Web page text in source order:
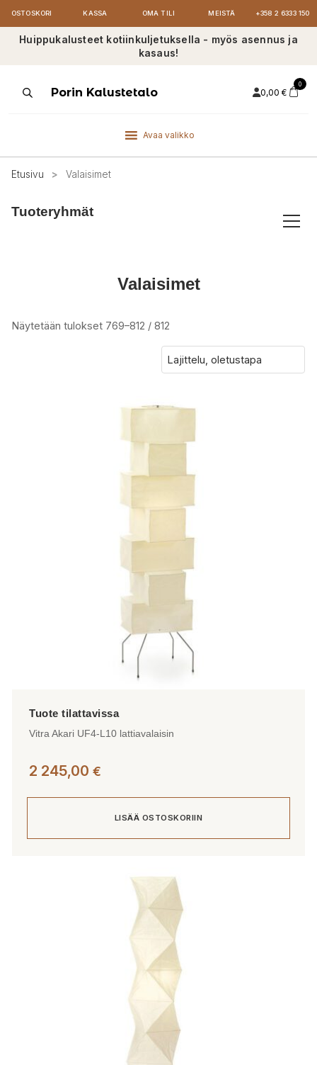
OSTOSKORI KASSA OMA TILI MEISTÄ +358 2 6333 150
Huippukalusteet kotiinkuljetuksella - myös asennus ja
kasaus!
ProductsPorin Kalustetalo 0,00 €
0
Avaa valikko
Etusivu > Valaisimet
Tuoteryhmät
Valaisimet
Näytetään tulokset 769–812 / 812
Vitra Akari UF4-L10 lattiavalaisin
2 245,00 €
LISÄÄ OSTOSKORIIN